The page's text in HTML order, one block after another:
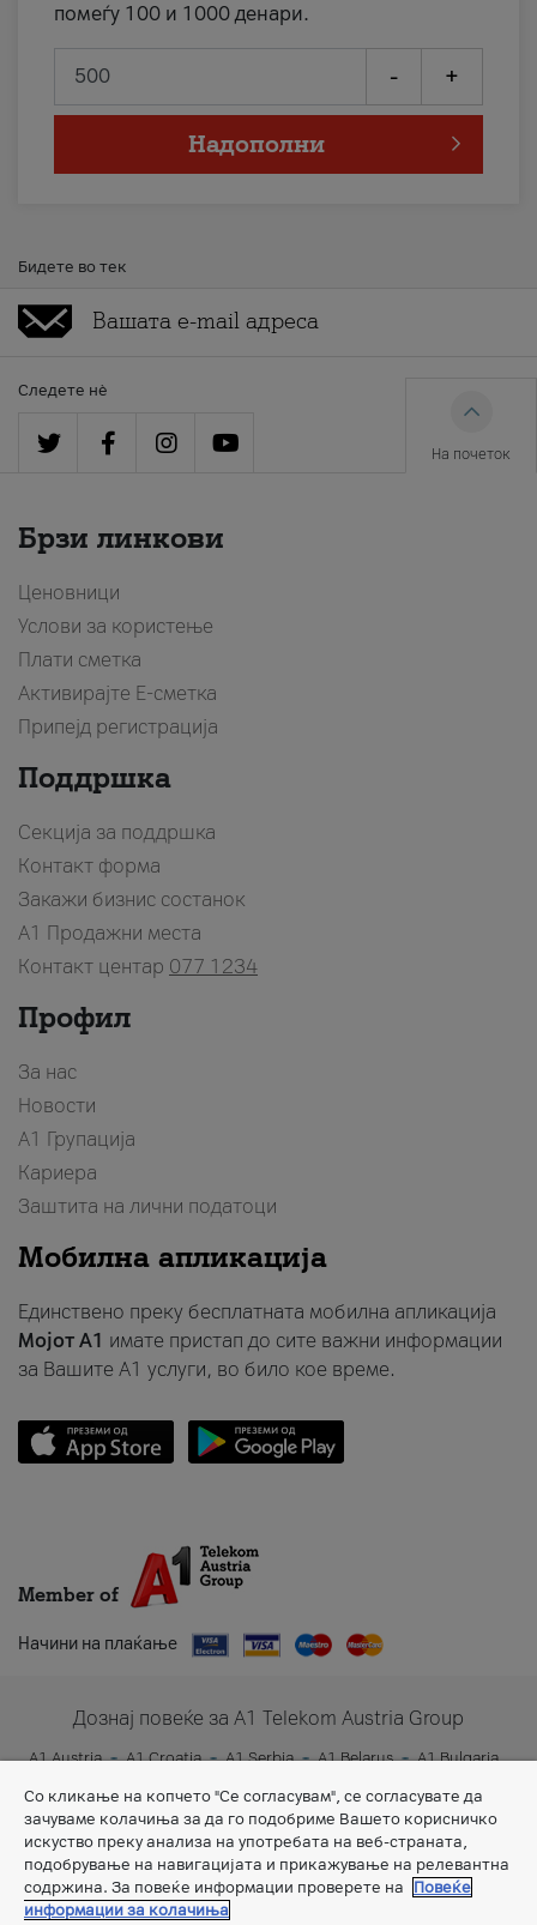
помеѓу 100 и 1000 денари.
- +
Надополни
Бидете во тек
Следете нè
На почеток
Брзи линкови
Ценовници
Услови за користење
Плати сметка
Активирајте Е-сметка
Припејд регистрација
Поддршка
Секција за поддршка
Контакт форма
Закажи бизнис состанок
A1 Продажни места
Контакт центар 077 1234
Профил
За нас
Новости
А1 Групација
Кариера
Заштита на лични податоци
Мобилна апликација
Единствено преку бесплатната мобилна апликација
Мојот A1 имате пристап до сите важни информации
за Вашите A1 услуги, во било кое време.
Member of
Начини на плаќање
Дознај повеќе за A1 Telekom Austria Group
A1 Austria A1 Croatia A1 Serbia A1 Belarus
A1 Bulgaria
A1 Slovenia
A1 Digital
Со кликање на копчето "Се согласувам", се согласувате да
зачуваме колачиња за да го подобриме Вашето корисничко
искуство преку анализа на употребата на веб-страната,
подобрување на навигацијата и прикажување на релевантна
содржина. За повеќе информации проверете на
Повеќе
информации за колачиња